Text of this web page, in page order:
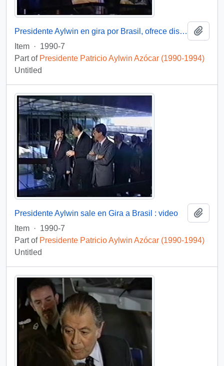
Presidente Aylwin en gira por Brasil, ofrece discurso : video
Item · 1990-7
Part of Presidente Patricio Aylwin Azócar (1990-1994)
Untitled
Presidente Aylwin sale en Gira a Brasil : video
Item · 1990-7
Part of Presidente Patricio Aylwin Azócar (1990-1994)
Untitled